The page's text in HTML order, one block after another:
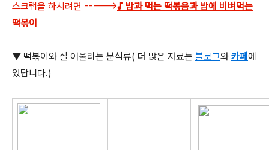
스크랩을 하시려면 ----->♪ 밥과 먹는 떡볶음과 밥에 비벼먹는
떡볶이
▼ 떡볶이와 잘 어울리는 분식류( 더 많은 자료는 블로그와 카페 에
있답니다.)